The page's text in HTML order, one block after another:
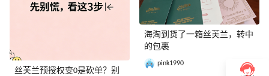
丝芙兰预授权变0是砍单？别
海淘到货了一箱丝芙兰，转中
的包裹
pink1990 189